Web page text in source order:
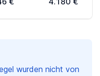
wurden nicht von